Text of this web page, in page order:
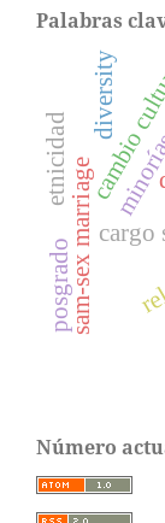
Palabras
cargo
sam-sex marriage
etnicidad
diversity
posgrado
Número